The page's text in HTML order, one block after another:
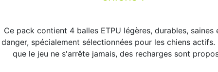
Ce pack contient 4 balles ETPU légères, durables, saines
danger, spécialement sélectionnées pour les chiens actifs.
que le jeu ne s'arrête jamais, des recharges sont